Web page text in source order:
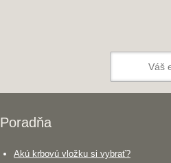
Poradňa
Akú krbovú vložku si vybrať?